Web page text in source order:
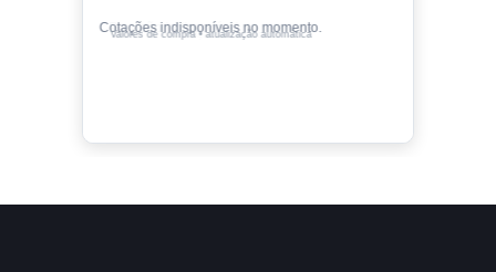
Cotações indisponíveis no momento.
Valores de compra • atualização automática